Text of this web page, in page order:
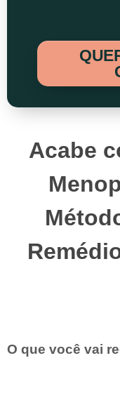
Acabe
O que você vai